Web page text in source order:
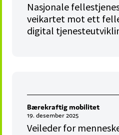
Nasjonale
veikartet mot ett
digital
Bærekraftig mobilitet
19. desember 2025
Veileder for